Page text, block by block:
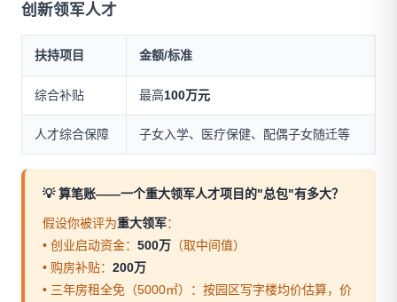
创新领军人才
扶持项目 金额/标准
综合补贴 最高100万元
人才综合保障 子女入学、医疗保健、配偶子女随迁等
💡 算笔账——一个重大领军人才项目的"总包"有多大？
假设你被评为重大领军：
• 创业启动资金： 500万 （取中间值）
• 购房补贴： 200万
• 三年房租全免（5000㎡）：按园区写字楼均价估算，价